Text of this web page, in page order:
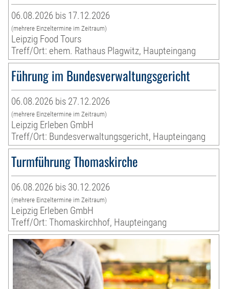
06.08.2026 bis 17.12.2026
(mehrere Einzeltermine im Zeitraum)
Leipzig Food Tours
Treff/Ort: ehem. Rathaus Plagwitz, Haupteingang
Führung im Bundesverwaltungsgericht
06.08.2026 bis 27.12.2026
(mehrere Einzeltermine im Zeitraum)
Leipzig Erleben GmbH
Treff/Ort: Bundesverwaltungsgericht, Haupteingang
Turmführung Thomaskirche
06.08.2026 bis 30.12.2026
(mehrere Einzeltermine im Zeitraum)
Leipzig Erleben GmbH
Treff/Ort: Thomaskirchhof, Haupteingang